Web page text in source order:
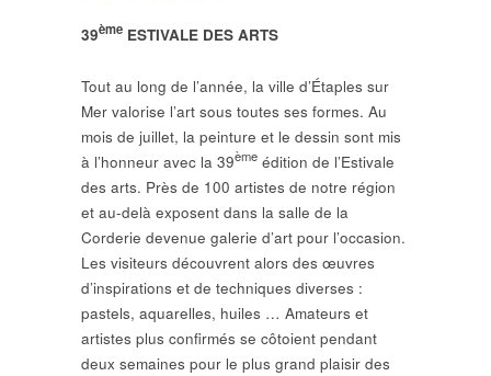
39ème ESTIVALE DES ARTS
Tout au long de l’année, la ville d’Étaples sur
Mer valorise l’art sous toutes ses formes. Au
mois de juillet, la peinture et le dessin sont mis
à l’honneur avec la 39ème édition de l’Estivale
des arts. Près de 100 artistes de notre région
et au-delà exposent dans la salle de la
Corderie devenue galerie d’art pour l’occasion.
Les visiteurs découvrent alors des œuvres
d’inspirations et de techniques diverses :
pastels, aquarelles, huiles … Amateurs et
artistes plus confirmés se côtoient pendant
deux semaines pour le plus grand plaisir des